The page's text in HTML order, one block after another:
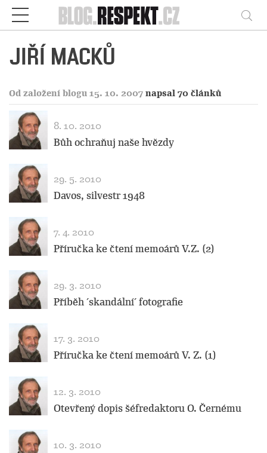
Respekt
JIŘÍ MACKŮ
Od založení blogu 15. 10. 2007 napsal 70 článků
8. 10. 2010
Bůh ochraňuj naše hvězdy
29. 5. 2010
Davos, silvestr 1948
7. 4. 2010
Příručka ke čtení memoárů V.Z. (2)
29. 3. 2010
Příběh ´skandální´ fotografie
17. 3. 2010
Příručka ke čtení memoárů V. Z. (1)
12. 3. 2010
Otevřený dopis šéfredaktoru O. Černému
10. 3. 2010